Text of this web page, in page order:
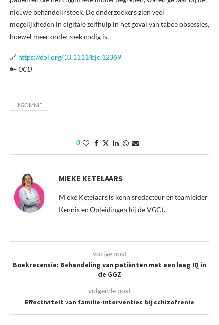
nieuwe behandelinsteek. De onderzoekers zien veel
mogelijkheden in digitale zelfhulp in het geval van taboe obsessies,
hoewel meer onderzoek nodig is.
🔗 https://doi.org/10.1111/bjc.12369
🔑OCD
INSOMNIE
0
MIEKE KETELAARS
Mieke Ketelaars is kennisredacteur en teamleider
Kennis en Opleidingen bij de VGCt.
vorige post
Boekrecensie: Behandeling van patiënten met een laag IQ in
de GGZ
volgende post
Effectiviteit van familie-interventies bij schizofrenie